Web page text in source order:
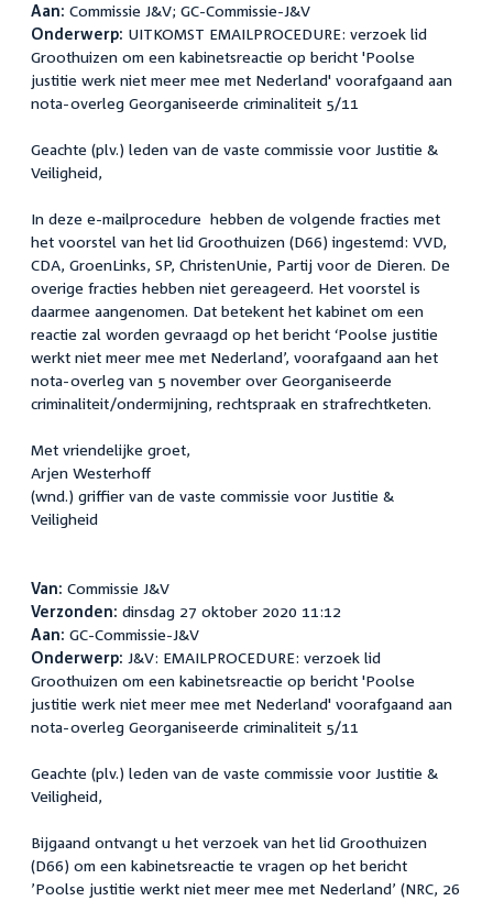
Aan: Commissie J&V; GC-Commissie-J&V
Onderwerp: UITKOMST EMAILPROCEDURE: verzoek lid
Groothuizen om een kabinetsreactie op bericht 'Poolse
justitie werk niet meer mee met Nederland' voorafgaand aan
nota-overleg Georganiseerde criminaliteit 5/11
Geachte (plv.) leden van de vaste commissie voor Justitie &
Veiligheid,
In deze e-mailprocedure hebben de volgende fracties met
het voorstel van het lid Groothuizen (D66) ingestemd: VVD,
CDA, GroenLinks, SP, ChristenUnie, Partij voor de Dieren. De
overige fracties hebben niet gereageerd. Het voorstel is
daarmee aangenomen. Dat betekent het kabinet om een
reactie zal worden gevraagd op het bericht ‘Poolse justitie
werkt niet meer mee met Nederland’, voorafgaand aan het
nota-overleg van 5 november over Georganiseerde
criminaliteit/ondermijning, rechtspraak en strafrechtketen.
Met vriendelijke groet,
Arjen Westerhoff
(wnd.) griffier van de vaste commissie voor Justitie &
Veiligheid
Van: Commissie J&V
Verzonden: dinsdag 27 oktober 2020 11:12
Aan: GC-Commissie-J&V
Onderwerp: J&V: EMAILPROCEDURE: verzoek lid
Groothuizen om een kabinetsreactie op bericht 'Poolse
justitie werk niet meer mee met Nederland' voorafgaand aan
nota-overleg Georganiseerde criminaliteit 5/11
Geachte (plv.) leden van de vaste commissie voor Justitie &
Veiligheid,
Bijgaand ontvangt u het verzoek van het lid Groothuizen
(D66) om een kabinetsreactie te vragen op het bericht
’Poolse justitie werkt niet meer mee met Nederland’ (NRC, 26